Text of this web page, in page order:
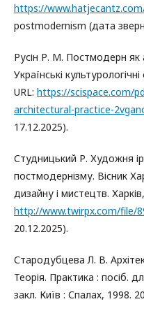
https://
postmodernism (дата
Русін Р. М. Постмодерн як
Українські
URL: https://scispace.com/
architectural-practice-
17.12.2025).
Студницький Р. Художня
постмодернізму. Вісник
дизайну і мистецтв.
http://www.twirpx.com/file/
20.12.2025).
Стародубцева Л. В.
Теорія. Практика : посіб.
закл. Київ : Спалах, 1998.